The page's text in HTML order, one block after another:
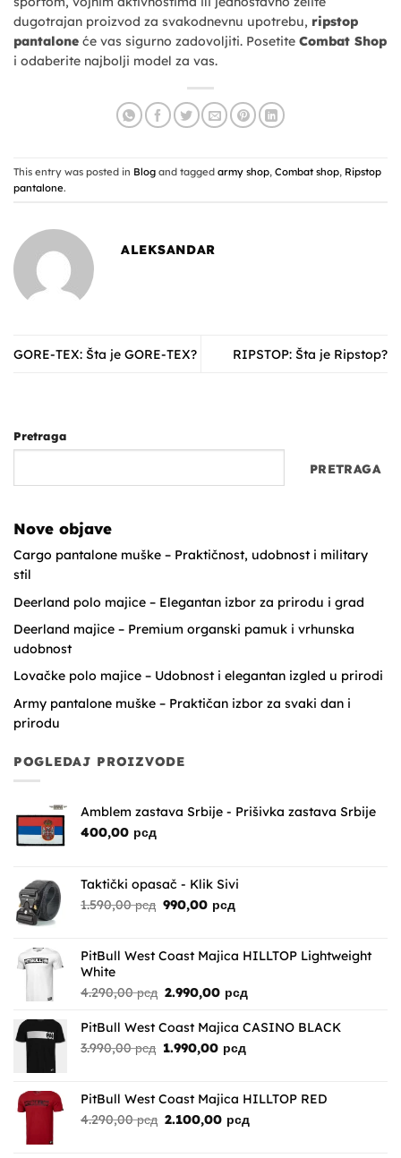
dugotrajan proizvod za svakodnevnu upotrebu, ripstop
pantalone će vas sigurno zadovoljiti. Posetite Combat Shop
i odaberite najbolji model za vas.
This entry was posted in Blog and tagged army shop, Combat shop, Ripstop
pantalone.
ALEKSANDAR
GORE-TEX: Šta je GORE-TEX? RIPSTOP: Šta je Ripstop?
Pretraga
PRETRAGA
Nove objave
Cargo pantalone muške – Praktičnost, udobnost i military
stil
Deerland polo majice – Elegantan izbor za prirodu i grad
Deerland majice – Premium organski pamuk i vrhunska
udobnost
Lovačke polo majice – Udobnost i elegantan izgled u prirodi
Army pantalone muške – Praktičan izbor za svaki dan i
prirodu
POGLEDAJ PROIZVODE
Amblem zastava Srbije - Prišivka zastava Srbije
400,00 рсд
Taktički opasač - Klik Sivi
1.590,00рсд Originalna
bila:
990,00 рсдTrenutna
990,00 рсд.
PitBull West Coast Majica HILLTOP Lightweight
White
4.290,00рсд Originalna
je
bila:
4.290,00 рсд.
2.990,00 рсдTrenutna
je:
PitBull West Coast Majica CASINO BLACK
3.990,00рсд Originalna
bila:
3.990,00 рсд.
1.990,00 рсдTrenutna
1.990,00 рсд.
PitBull West Coast Majica HILLTOP RED
4.290,00рсд Originalna
2.100,00 рсдTrenutna